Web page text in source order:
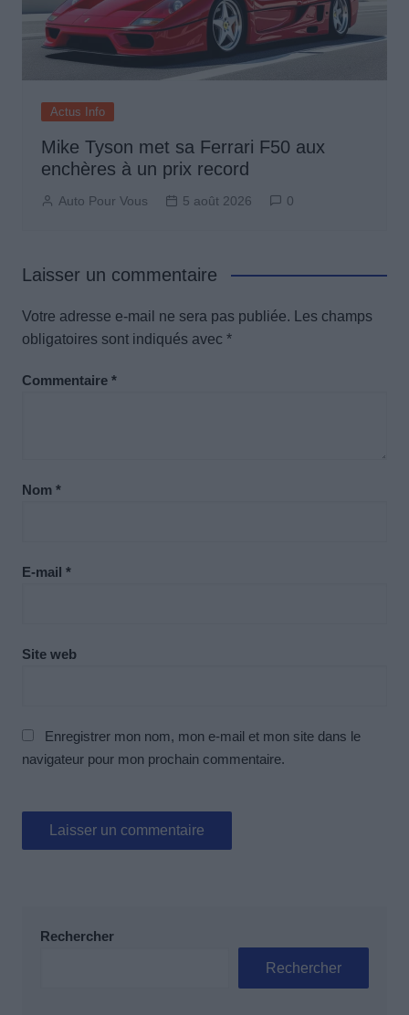
Actus Info
Mike Tyson met sa Ferrari F50 aux
enchères à un prix record
Auto Pour Vous 5 août 2026 0
Laisser un commentaire
Votre adresse e-mail ne sera pas publiée.
Les champs
obligatoires sont indiqués avec *
Commentaire *
Nom *
E-mail *
Site web
Enregistrer mon nom, mon e-mail et mon site dans le
navigateur pour mon prochain commentaire.
Rechercher
Rechercher